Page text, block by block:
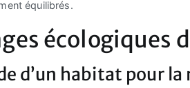
équilibrés.
écologiques
d’un habitat pour